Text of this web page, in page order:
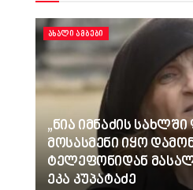
ᲐᲮᲐᲚᲘ ᲐᲛᲑᲔᲑᲘ
„ნია იმნაძის
მოსასმენი იყო
ტელეფონიდან
ეკა კუპატაძე